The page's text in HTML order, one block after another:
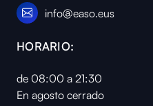
info@easo.eus
HORARIO:
de 08:00 a 21:30
En agosto cerrado